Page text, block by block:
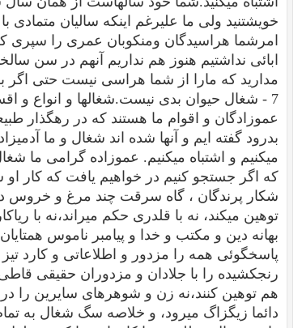
خویشتنید ولی ما علیرغم اینکه سالیان
امرشما هراسیدگان ومنکوبان عمری را سپری
ابائی نداشتیم هنوز هم نداریم آنهم در سن
مدارید که مارا از شما هراسی نیست حتی
7 - شغال حیوان بدی نیست.شغالها و انواع و
عموزادگان و اقوام ما هستند که در رهگذار
بدرود گفته ایم و آنها شده اند شغال و ما
میکنیم و اشتباه میکنیم. عموزاده گرامی ما
که اگر جستجو کنیم در خواهیم یافت که کار او
شکار پرندگان ، گاه سرقت چند مرغ و خروس
توهین میکند، نه با قلدری حکم میراند،نه با
بهانه دین و مکتب و خدا و پیامبر ناموس
پاسخگوئی همه را مزدور و اطلاعاتی و کارد
رنجکشیده را با جلادان و مزدوران حقیقی قاطی
هم توهین کنند،نه زن و شوهرهای سایرین را
دائما زیگزاگ میرود، و خلاصه سگ شغال به